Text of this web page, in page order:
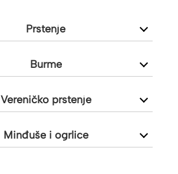
Prstenje
Burme
Vereničko prstenje
Minđuše i ogrlice